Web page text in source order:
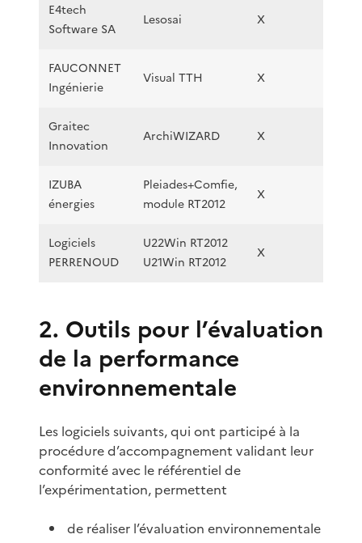
E4tech
Software SA
Lesosai X
FAUCONNET
Ingénierie
Visual TTH X
Graitec
Innovation
ArchiWIZARD X
IZUBA
énergies
Pleiades+Comfie,
module RT2012
X
Logiciels
PERRENOUD
U22Win RT2012
U21Win RT2012
X
2. Outils pour l’évaluation
de la performance
environnementale
Les logiciels suivants, qui ont participé à la
procédure d’accompagnement validant leur
conformité avec le référentiel de
l’expérimentation, permettent
de réaliser l’évaluation environnementale